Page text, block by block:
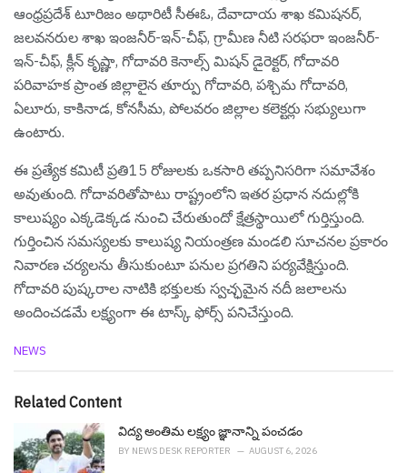
ఆంధ్రప్రదేశ్ టూరిజం అథారిటీ సీఈఓ, దేవాదాయ శాఖ కమిషనర్,
జలవనరుల శాఖ ఇంజనీర్-ఇన్-చీఫ్, గ్రామీణ నీటి సరఫరా ఇంజనీర్-
ఇన్-చీఫ్, క్లీన్ కృష్ణా, గోదావరి కెనాల్స్ మిషన్ డైరెక్టర్, గోదావరి
పరివాహక ప్రాంత జిల్లాలైన తూర్పు గోదావరి, పశ్చిమ గోదావరి,
ఏలూరు, కాకినాడ, కోనసీమ, పోలవరం జిల్లాల కలెక్టర్లు సభ్యులుగా
ఉంటారు.
ఈ ప్రత్యేక కమిటీ ప్రతి15 రోజులకు ఒకసారి తప్పనిసరిగా సమావేశం
అవుతుంది. గోదావరితోపాటు రాష్ట్రంలోని ఇతర ప్రధాన నదుల్లోకి
కాలుష్యం ఎక్కడెక్కడ నుంచి చేరుతుందో క్షేత్రస్థాయిలో గుర్తిస్తుంది.
గుర్తించిన సమస్యలకు కాలుష్య నియంత్రణ మండలి సూచనల ప్రకారం
నివారణ చర్యలను తీసుకుంటూ పనుల ప్రగతిని పర్యవేక్షిస్తుంది.
గోదావరి పుష్కరాల నాటికి భక్తులకు స్వచ్ఛమైన నదీ జలాలను
అందించడమే లక్ష్యంగా ఈ టాస్క్ ఫోర్స్ పనిచేస్తుంది.
C
e
r
i
NEWS
Related Content
విద్య అంతిమ లక్ష్యం జ్ఞానాన్ని పంచడం
BY NEWS DESK REPORTER AUGUST 6, 2026